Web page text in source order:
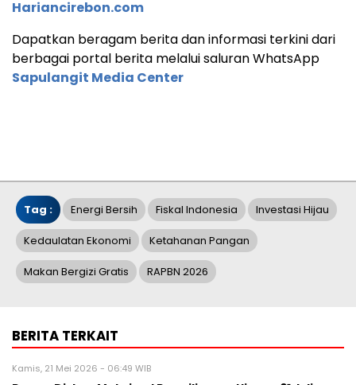
Hariancirebon.com
Dapatkan beragam berita dan informasi terkini dari
berbagai portal berita melalui saluran WhatsApp
Sapulangit Media Center
Tag : Energi Bersih Fiskal Indonesia Investasi Hijau
Kedaulatan Ekonomi Ketahanan Pangan
Makan Bergizi Gratis RAPBN 2026
BERITA TERKAIT
Kamis, 21 Mei 2026 - 06:49 WIB